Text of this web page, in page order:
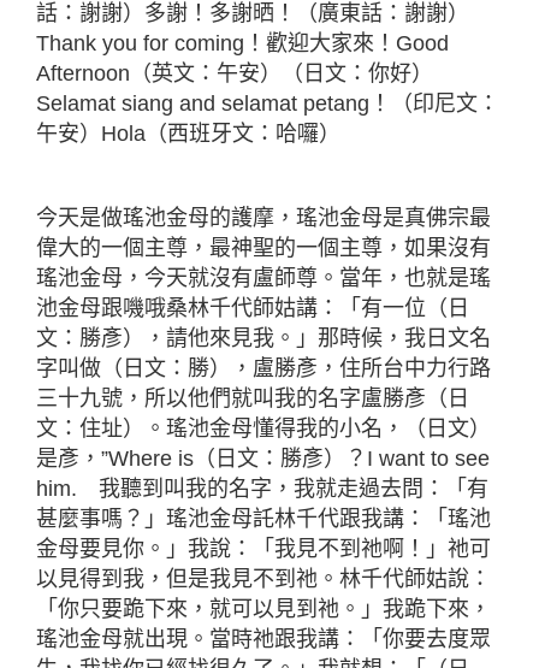
話：謝謝）多謝！多謝晒！（廣東話：謝謝）
Thank you for coming！歡迎大家來！Good
Afternoon（英文：午安）（日文：你好）
Selamat siang and selamat petang！（印尼文：
午安）Hola（西班牙文：哈囉）
今天是做瑤池金母的護摩，瑤池金母是真佛宗最
偉大的一個主尊，最神聖的一個主尊，如果沒有
瑤池金母，今天就沒有盧師尊。當年，也就是瑤
池金母跟嘰哦桑林千代師姑講：「有一位（日
文：勝彥），請他來見我。」那時候，我日文名
字叫做（日文：勝），盧勝彥，住所台中力行路
三十九號，所以他們就叫我的名字盧勝彥（日
文：住址）。瑤池金母懂得我的小名，（日文）
是彥，”Where is（日文：勝彥）？I want to see
him. 我聽到叫我的名字，我就走過去問：「有
甚麼事嗎？」瑤池金母託林千代跟我講：「瑤池
金母要見你。」我說：「我見不到祂啊！」祂可
以見得到我，但是我見不到祂。林千代師姑說：
「你只要跪下來，就可以見到祂。」我跪下來，
瑤池金母就出現。當時祂跟我講：「你要去度眾